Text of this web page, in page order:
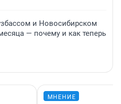
и Новосибирском
— почему и как теперь
МНЕНИЕ